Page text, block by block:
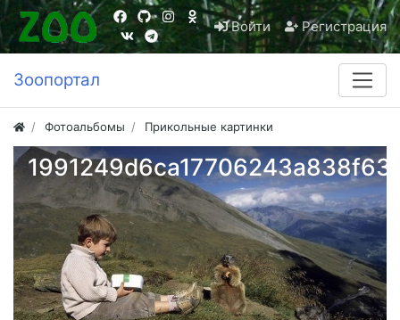
Войти Регистрация
Зоопортал
Фотоальбомы Прикольные картинки